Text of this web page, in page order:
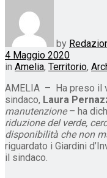
by
4 Maggio 2020
in Amelia, Territorio,
AMELIA – Ha preso il
sindaco, Laura
manutenzione– ha
riduzione del verde,
disponibilità che non
riguardato i Giardini
il sindaco.